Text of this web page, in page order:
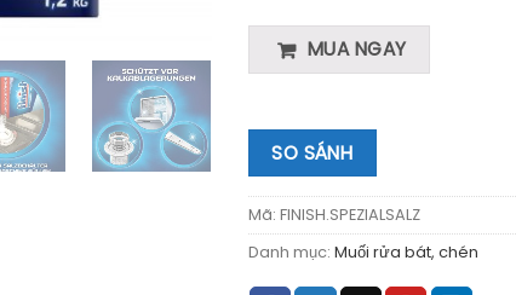
MUA NGAY
SO SÁNH
Mã: FINISH.SPEZIALSALZ
Danh mục: Muối rửa bát, chén